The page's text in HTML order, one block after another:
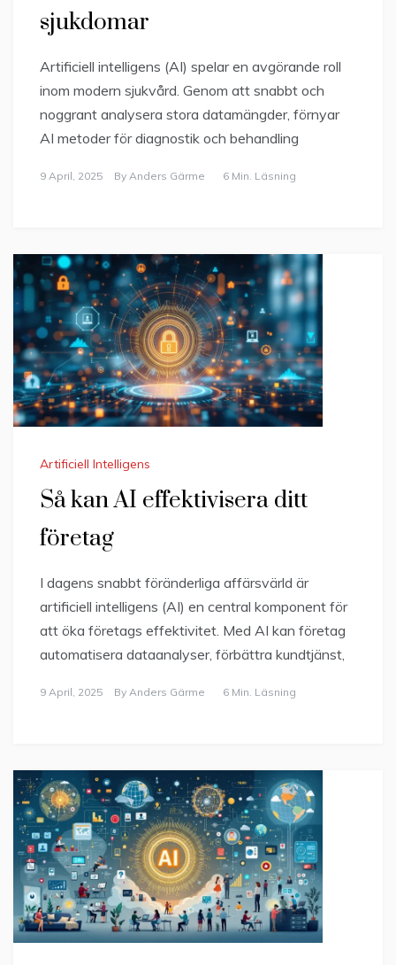
sjukdomar
Artificiell intelligens (AI) spelar en avgörande roll
inom modern sjukvård. Genom att snabbt och
noggrant analysera stora datamängder, förnyar
AI metoder för diagnostik och behandling
9 April, 2025 By Anders Gärme 6 Min. Läsning
Artificiell Intelligens
Så kan AI effektivisera ditt
företag
I dagens snabbt föränderliga affärsvärld är
artificiell intelligens (AI) en central komponent för
att öka företags effektivitet. Med AI kan företag
automatisera dataanalyser, förbättra kundtjänst,
9 April, 2025 By Anders Gärme 6 Min. Läsning